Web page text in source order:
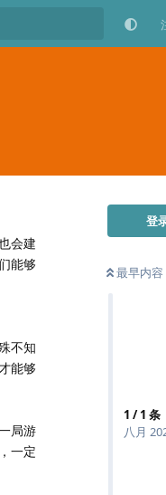
登
最早内容
1 /1 条
八月
会建
能够
不知
能够
局游
一定